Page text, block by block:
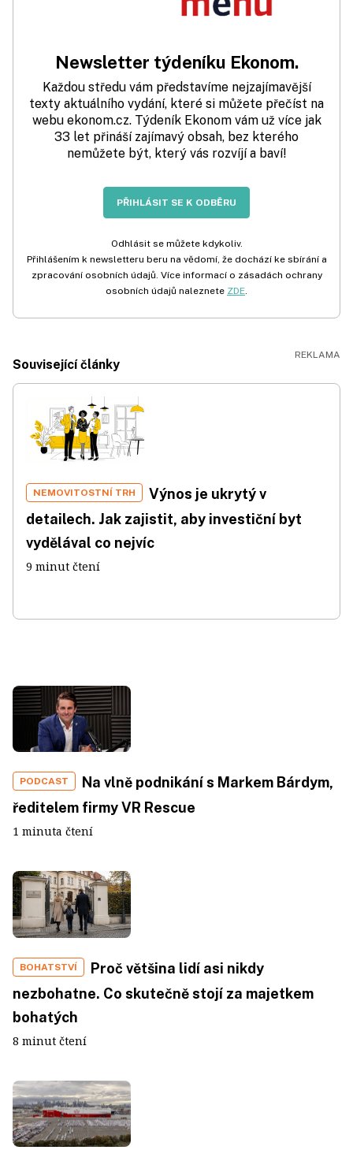
Newsletter týdeníku Ekonom.
Každou středu vám představíme nejzajímavější
texty aktuálního vydání, které si můžete přečíst na
webu ekonom.cz. Týdeník Ekonom vám už více jak
33 let přináší zajímavý obsah, bez kterého
nemůžete být, který vás rozvíjí a baví!
PŘIHLÁSIT SE K ODBĚRU
Odhlásit se můžete kdykoliv.
Přihlášením k newsletteru beru na vědomí, že dochází ke sbírání a
zpracování osobních údajů. Více informací o zásadách ochrany
osobních údajů naleznete ZDE.
Související články
NEMOVITOSTNÍ TRH
Výnos je ukrytý v
detailech. Jak zajistit, aby investiční byt
vydělával co nejvíc
9 minut čtení
PODCAST
Na vlně podnikání s Markem Bárdym,
ředitelem firmy VR Rescue
1 minuta čtení
BOHATSTVÍ
Proč většina lidí asi nikdy
nezbohatne. Co skutečně stojí za majetkem
bohatých
8 minut čtení